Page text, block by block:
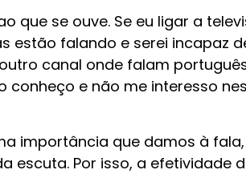
que se ouve. Se eu ligar a
estão falando e serei incapaz
canal onde falam
e não me interesso
importância que damos à
Por isso, a efetividade